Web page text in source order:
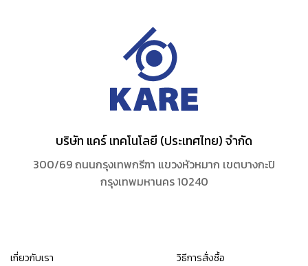
บริษัท แคร์ เทคโนโลยี (ประเทศไทย) จำกัด
300/69 ถนนกรุงเทพกรีฑา แขวงหัวหมาก เขตบางกะปิ
กรุงเทพมหานคร 10240
เกี่ยวกับเรา
วิธีการสั่งซื้อ